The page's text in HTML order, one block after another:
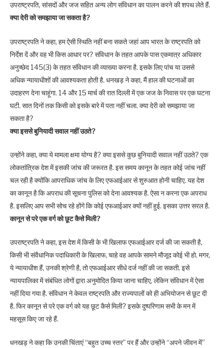
उपराष्ट्रपति, सांसदों और जज सहित अन्य लोग संविधान का पालन करने की शपथ लेते हैं.
क्या देरी को समझाया जा सकता है?
उपराष्ट्रपति ने कहा, हम ऐसी स्थिति नहीं बना सकते जहां आप भारत के राष्ट्रपति को
निर्देश दें और वह भी किस आधार पर? संविधान के तहत आपके पास एकमात्र अधिकार
अनुच्छेद 145(3) के तहत संविधान की व्याख्या करना है. इसके लिए पांच या उससे
अधिक न्यायाधीशों की आवश्यकता होती है. धनखड़ ने कहा, मैं हाल की घटनाओं का
उदाहरण देना चाहूंगा. 14 और 15 मार्च की रात दिल्ली में एक जज के निवास पर एक घटना
घटी. सात दिनों तक किसी को इसके बारे में पता नहीं चला. क्या देरी को समझाया जा
सकता है?
क्या इससे बुनियादी सवाल नहीं उठते?
उन्होंने कहा, क्या ये मामला क्षमा योग्य है? क्या इससे कुछ बुनियादी सवाल नहीं उठते? एक
लोकतांत्रिक देश में इसकी जांच की जरूरत है. इस समय कानून के तहत कोई जांच नहीं
चल रही है क्योंकि आपराधिक जांच के लिए एफआईआर से शुरुआत होनी चाहिए. यह देश
का कानून है कि अपराध की सूचना पुलिस को देना आवश्यक है. ऐसा न करना एक अपराध
है. इसलिए आप सभी सोच रहे होंगे कि कोई एफआईआर क्यों नहीं हुई. इसका उत्तर सरल है.
कानून से परे एक वर्ग को छूट कैसे मिली?
उपराष्ट्रपति ने कहा, इस देश में किसी के भी खिलाफ एफआईआर दर्ज की जा सकती है,
किसी भी संवैधानिक पदाधिकारी के खिलाफ, चाहे वह आपके सामने मौजूद कोई भी हो. मगर,
ये न्यायाधीश हैं, उनकी श्रेणी है, तो एफआईआर सीधे दर्ज नहीं की जा सकती. इसे
न्यायपालिका में संबंधित लोगों द्वारा अनुमोदित किया जाना चाहिए, लेकिन संविधान में ऐसा
नहीं दिया गया है. संविधान ने केवल राष्ट्रपति और राज्यपालों को ही अभियोजन से छूट दी
है. फिर कानून से परे एक वर्ग को यह छूट कैसे मिली? इसके दुष्परिणाम सभी के मन में
महसूस किए जा रहे हैं.
धनखड़ ने कहा कि उनकी चिंताएं ‘‘बहुत उच्च स्तर” पर हैं और उन्होंने ‘‘अपने जीवन में”